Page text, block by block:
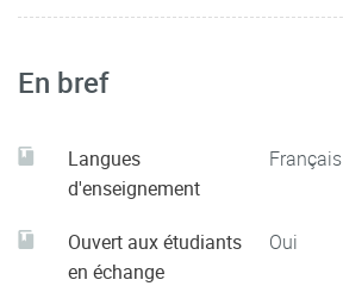
En bref
Langues
d'enseignement
Français
Ouvert aux étudiants
en échange
Oui